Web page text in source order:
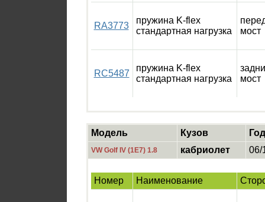
RA3773
пружина K-flex
стандартная нагрузка
мост
RC5487
пружина K-flex
стандартная нагрузка
мост
Модель Кузов
VW Golf IV (1E7) 1.8 кабриолет 06/
Номер Наименование